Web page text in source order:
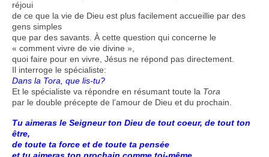
réjoui
de ce que la vie de Dieu est plus facilement accueillie par des
gens simples
que par des savants. À cette question qui concerne le
« comment vivre de vie divine »,
quoi faire pour en vivre, Jésus ne répond pas directement.
Il interroge le spécialiste:
Dans la Tora, que lis-tu?
Et le spécialiste va répondre en résumant toute la Tora
par le double précepte de l’amour de Dieu et du prochain.
Tu aimeras le Seigneur ton Dieu de tout coeur, de tout ton
être,
de toute ta force et de toute ta pensée